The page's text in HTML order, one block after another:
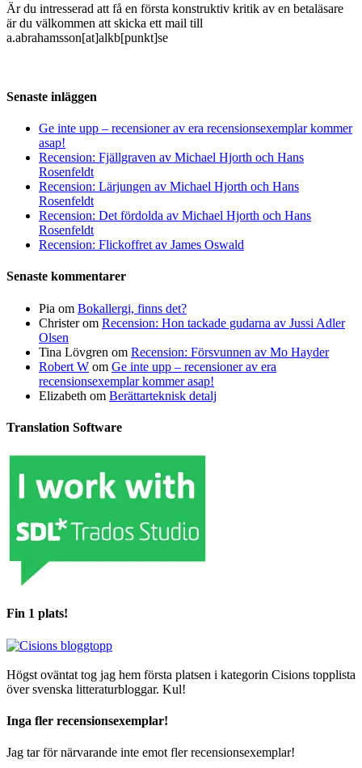
Är du intresserad att få en första konstruktiv kritik av en betaläsare
är du välkommen att skicka ett mail till
a.abrahamsson[at]alkb[punkt]se
Senaste inläggen
Ge inte upp – recensioner av era recensionsexemplar kommer
asap!
Recension: Fjällgraven av Michael Hjorth och Hans
Rosenfeldt
Recension: Lärjungen av Michael Hjorth och Hans
Rosenfeldt
Recension: Det fördolda av Michael Hjorth och Hans
Rosenfeldt
Recension: Flickoffret av James Oswald
Senaste kommentarer
Pia om Bokallergi, finns det?
Christerom Recension: Hon tackade gudarna av Jussi Adler
Olsen
Tina Lövgren om Recension: Försvunnen av Mo Hayder
Robert W om Ge inte upp – recensioner av era
recensionsexemplar kommer asap!
Elizabeth om Berättarteknisk detalj
Translation Software
Fin 1 plats!
Högst oväntat tog jag hem första platsen i kategorin Cisions topplista
över svenska litteraturbloggar. Kul!
Inga fler recensionsexemplar!
Jag tar för närvarande inte emot fler recensionsexemplar!